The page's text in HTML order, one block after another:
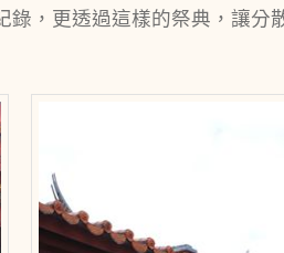
，更透過這樣的祭典，讓分